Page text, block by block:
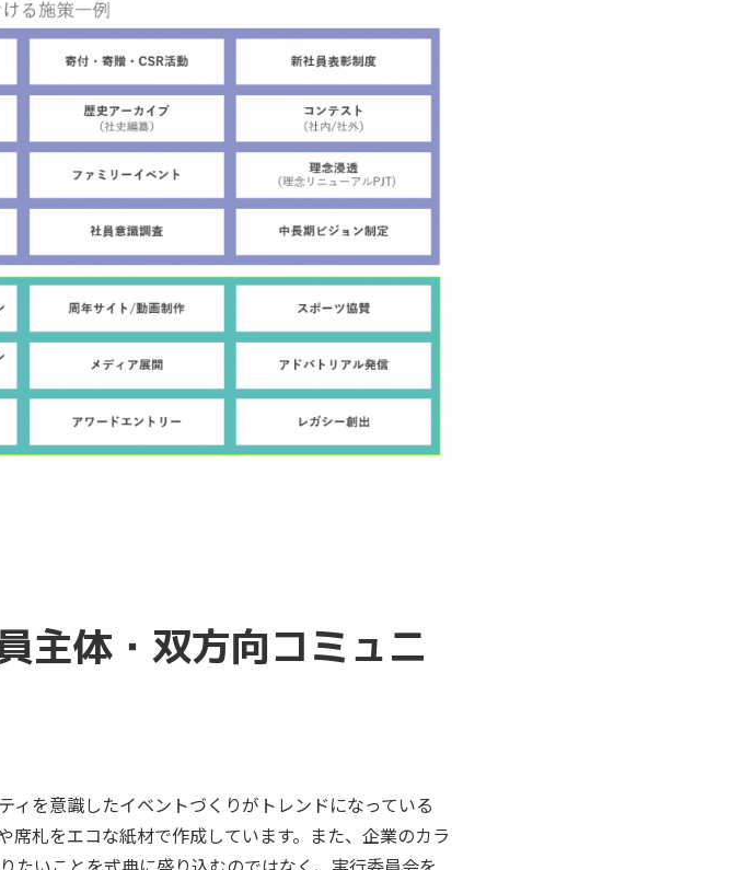
主体・双方向コミュニ
ィを意識したイベントづくりがトレンドになっている
札をエコな紙材で作成しています。また、企業のカラ